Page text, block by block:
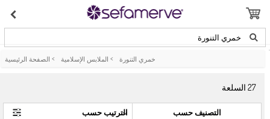
خمري التنورة
الصفحة الرئيسية > الملابس الإسلامية > خمري التنورة
27السلعة
التصنيف حسب